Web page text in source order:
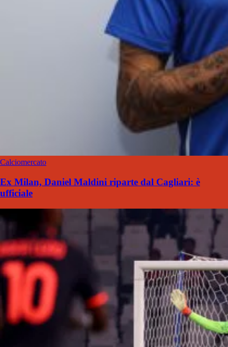
Calciomercato
Ex Milan, Daniel Maldini riparte dal Cagliari: è
ufficiale